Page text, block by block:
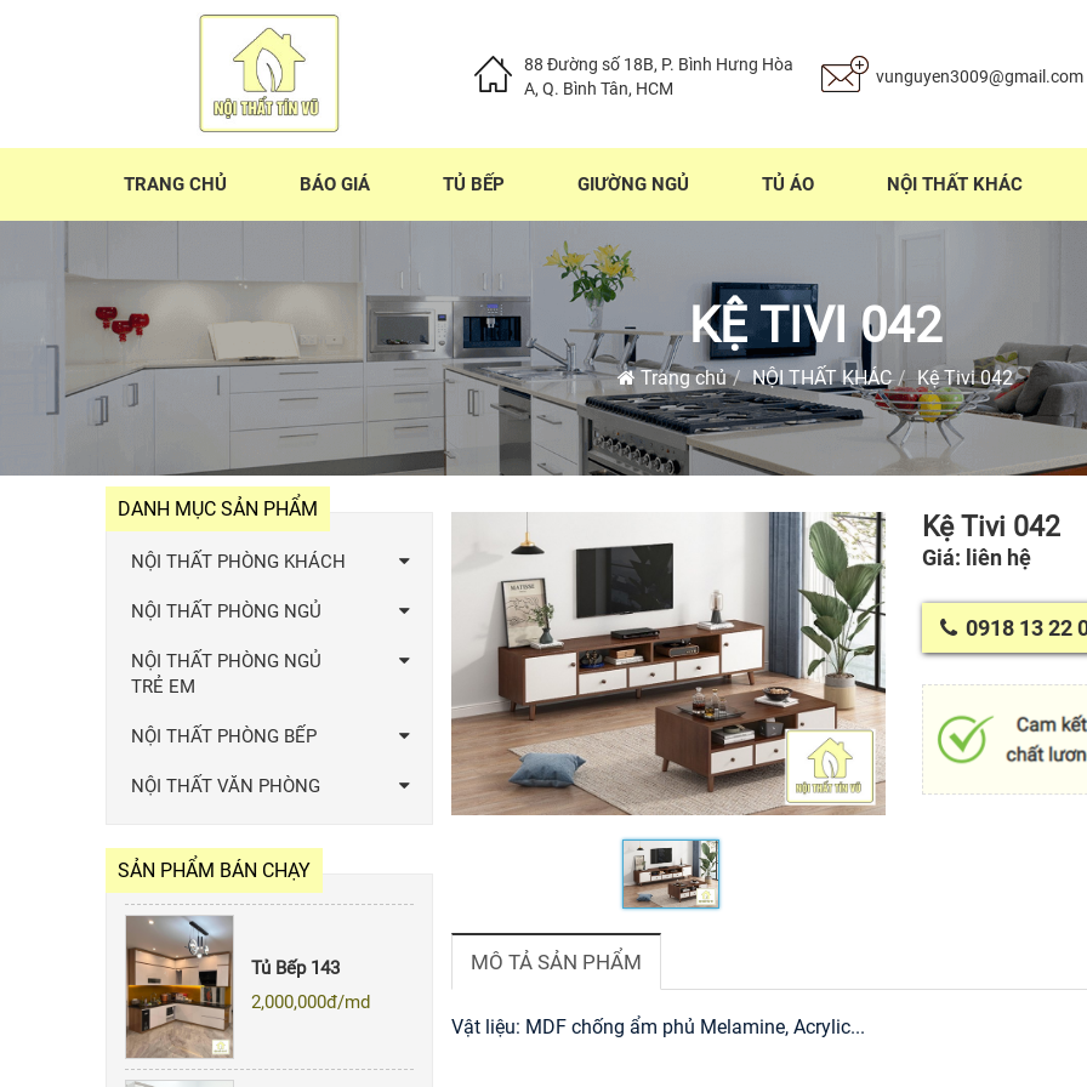
88 Đường số 18B, P. Bình Hưng Hòa
A, Q. Bình Tân, HCM
vunguyen3009@gmail.com
TRANG CHỦ BÁO GIÁ TỦ BẾP GIƯỜNG NGỦ TỦ ÁO NỘI THẤT KHÁC
KỆ TIVI 042
Trang chủ NỘI THẤT KHÁC Kệ Tivi 042
Kệ Tivi 042
Giá: liên hệ
0918 13 22
MÔ TẢ SẢN PHẨM
Vật liệu: MDF chống ẩm phủ Melamine, Acrylic...
DANH MỤC SẢN PHẨM
NỘI THẤT PHÒNG KHÁCH
NỘI THẤT PHÒNG NGỦ
NỘI THẤT PHÒNG NGỦ
TRẺ EM
NỘI THẤT PHÒNG BẾP
NỘI THẤT VĂN PHÒNG
SẢN PHẨM BÁN CHẠY
Quẩy Bar 007
2,000,000đ/md